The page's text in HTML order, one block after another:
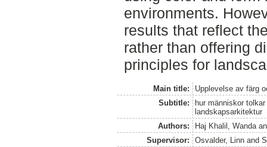
environments.
results that reflect
rather than offering
principles for
Main title:
Upplevelse av färg
Subtitle:
hur människor
landskapsarkitektur
Authors:
Haj Khalil, Wanda
Supervisor:
Osvalder, Linn and